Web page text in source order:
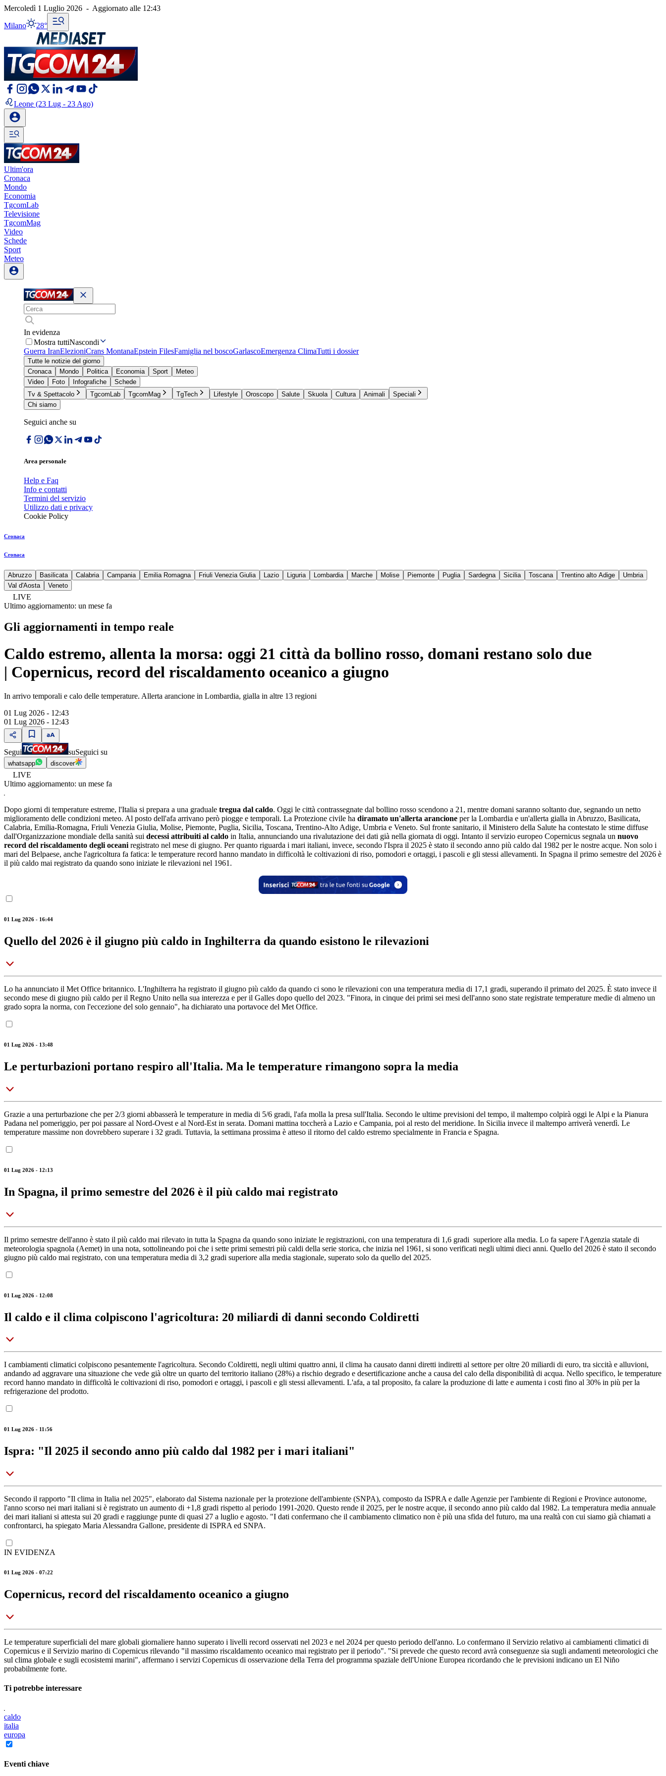
Mercoledì 1 Luglio 2026 - Aggiornato alle 12:43
Milano 28°
Leone (23 Lug - 23 Ago)
Ultim'ora
Cronaca
Mondo
Economia
TgcomLab
Televisione
TgcomMag
Video
Schede
Sport
Meteo
In evidenza
Mostra tuttiNascondi
Guerra IranElezioniCrans MontanaEpstein FilesFamiglia nel boscoGarlascoEmergenza ClimaTutti i dossier
Tutte le notizie del giorno
Cronaca
Mondo Politica Economia Sport
Meteo
Video
Foto Infografiche
Schede
Tv & Spettacolo
TgcomLab TgcomMag TgTech Lifestyle Oroscopo Salute Skuola Cultura Animali
Speciali
Chi siamo
Seguici anche su
Area personale
Help e Faq
Info e contatti
Termini del servizio
Utilizzo dati e privacy
Cookie Policy
Cronaca
Cronaca
Abruzzo Basilicata Calabria Campania Emilia Romagna Friuli Venezia Giulia Lazio Liguria Lombardia Marche Molise Piemonte Puglia Sardegna Sicilia Toscana Trentino alto Adige
Umbria
Val d'Aosta
Veneto
LIVE
Ultimo aggiornamento: un mese fa
Gli aggiornamenti in tempo reale
Caldo estremo, allenta la morsa: oggi 21 città da bollino rosso, domani restano solo due
| Copernicus, record del riscaldamento oceanico a giugno
In arrivo temporali e calo delle temperature. Allerta arancione in Lombardia, gialla in altre 13 regioni
01 Lug 2026 - 12:43
01 Lug 2026 - 12:43
Segui suSeguici su
whatsapp discover
LIVE
Ultimo aggiornamento: un mese fa
Dopo giorni di temperature estreme, l'Italia si prepara a una graduale tregua dal caldo. Oggi le città contrassegnate dal bollino rosso scendono a 21, mentre domani saranno soltanto due, segnando un netto
miglioramento delle condizioni meteo. Al posto dell'afa arrivano però piogge e temporali. La Protezione civile ha diramato un'allerta arancione per la Lombardia e un'allerta gialla in Abruzzo, Basilicata,
Calabria, Emilia-Romagna, Friuli Venezia Giulia, Molise, Piemonte, Puglia, Sicilia, Toscana, Trentino-Alto Adige, Umbria e Veneto. Sul fronte sanitario, il Ministero della Salute ha contestato le stime diffuse
dall'Organizzazione mondiale della sanità sui decessi attribuiti al caldo in Italia, annunciando una rivalutazione dei dati già nella giornata di oggi. Intanto il servizio europeo Copernicus segnala un nuovo
record del riscaldamento degli oceani registrato nel mese di giugno. Per quanto riguarda i mari italiani, invece, secondo l'Ispra il 2025 è stato il secondo anno più caldo dal 1982 per le nostre acque. Non solo i
mari del Belpaese, anche l'agricoltura fa fatica: le temperature record hanno mandato in difficoltà le coltivazioni di riso, pomodori e ortaggi, i pascoli e gli stessi allevamenti. In Spagna il primo semestre del 2026 è
il più caldo mai registrato da quando sono iniziate le rilevazioni nel 1961.
01 Lug 2026 - 16:44
Quello del 2026 è il giugno più caldo in Inghilterra da quando esistono le rilevazioni
Lo ha annunciato il Met Office britannico. L'Inghilterra ha registrato il giugno più caldo da quando ci sono le rilevazioni con una temperatura media di 17,1 gradi, superando il primato del 2025. È stato invece il
secondo mese di giugno più caldo per il Regno Unito nella sua interezza e per il Galles dopo quello del 2023. "Finora, in cinque dei primi sei mesi dell'anno sono state registrate temperature medie di almeno un
grado sopra la norma, con l'eccezione del solo gennaio", ha dichiarato una portavoce del Met Office.
01 Lug 2026 - 13:48
Le perturbazioni portano respiro all'Italia. Ma le temperature rimangono sopra la media
Grazie a una perturbazione che per 2/3 giorni abbasserà le temperature in media di 5/6 gradi, l'afa molla la presa sull'Italia. Secondo le ultime previsioni del tempo, il maltempo colpirà oggi le Alpi e la Pianura
Padana nel pomeriggio, per poi passare al Nord-Ovest e al Nord-Est in serata. Domani mattina toccherà a Lazio e Campania, poi al resto del meridione. In Sicilia invece il maltempo arriverà venerdì. Le
temperature massime non dovrebbero superare i 32 gradi. Tuttavia, la settimana prossima è atteso il ritorno del caldo estremo specialmente in Francia e Spagna.
01 Lug 2026 - 12:13
In Spagna, il primo semestre del 2026 è il più caldo mai registrato
Il primo semestre dell'anno è stato il più caldo mai rilevato in tutta la Spagna da quando sono iniziate le registrazioni, con una temperatura di 1,6 gradi superiore alla media. Lo fa sapere l'Agenzia statale di
meteorologia spagnola (Aemet) in una nota, sottolineando poi che i sette primi semestri più caldi della serie storica, che inizia nel 1961, si sono verificati negli ultimi dieci anni. Quello del 2026 è stato il secondo
giugno più caldo mai registrato, con una temperatura media di 3,2 gradi superiore alla media stagionale, superato solo da quello del 2025.
01 Lug 2026 - 12:08
Il caldo e il clima colpiscono l'agricoltura: 20 miliardi di danni secondo Coldiretti
I cambiamenti climatici colpiscono pesantemente l'agricoltura. Secondo Coldiretti, negli ultimi quattro anni, il clima ha causato danni diretti indiretti al settore per oltre 20 miliardi di euro, tra siccità e alluvioni,
andando ad aggravare una situazione che vede già oltre un quarto del territorio italiano (28%) a rischio degrado e desertificazione anche a causa del calo della disponibilità di acqua. Nello specifico, le temperature
record hanno mandato in difficoltà le coltivazioni di riso, pomodori e ortaggi, i pascoli e gli stessi allevamenti. L'afa, a tal proposito, fa calare la produzione di latte e aumenta i costi fino al 30% in più per la
refrigerazione del prodotto.
01 Lug 2026 - 11:56
Ispra: "Il 2025 il secondo anno più caldo dal 1982 per i mari italiani"
Secondo il rapporto "Il clima in Italia nel 2025", elaborato dal Sistema nazionale per la protezione dell'ambiente (SNPA), composto da ISPRA e dalle Agenzie per l'ambiente di Regioni e Province autonome,
l'anno scorso nei mari italiani si è registrato un aumento di +1,8 gradi rispetto al periodo 1991-2020. Questo rende il 2025, per le nostre acque, il secondo anno più caldo dal 1982. La temperatura media annuale
dei mari italiani si attesta sui 20 gradi e raggiunge punte di quasi 27 a luglio e agosto. "I dati confermano che il cambiamento climatico non è più una sfida del futuro, ma una realtà con cui siamo già chiamati a
confrontarci, ha spiegato Maria Alessandra Gallone, presidente di ISPRA ed SNPA.
IN EVIDENZA
01 Lug 2026 - 07:22
Copernicus, record del riscaldamento oceanico a giugno
Le temperature superficiali del mare globali giornaliere hanno superato i livelli record osservati nel 2023 e nel 2024 per questo periodo dell'anno. Lo confermano il Servizio relativo ai cambiamenti climatici di
Copernicus e il Servizio marino di Copernicus rilevando "il massimo riscaldamento oceanico mai registrato per il periodo". "Si prevede che questo record avrà conseguenze sia sugli andamenti meteorologici che
sul clima globale e sugli ecosistemi marini", affermano i servizi Copernicus di osservazione della Terra del programma spaziale dell'Unione Europea ricordando che le previsioni indicano un El Niño
probabilmente forte.
Ti potrebbe interessare
caldo
italia
europa
Eventi chiave